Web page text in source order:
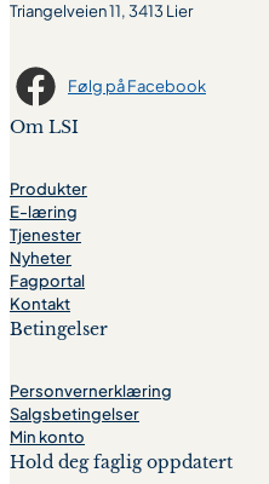
Triangelveien 11, 3413 Lier
Følg på Facebook
Om LSI
Produkter
E-læring
Tjenester
Nyheter
Fagportal
Kontakt
Betingelser
Personvernerklæring
Salgsbetingelser
Min konto
Hold deg faglig oppdatert